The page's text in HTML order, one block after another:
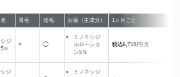
育毛 発毛 お薬（主成分） 1ヶ月ごと
シジ
％
× ◯
ミノキシジ
ルローショ
ン5％
税込6,710円/月
シジ
ミノキシジ